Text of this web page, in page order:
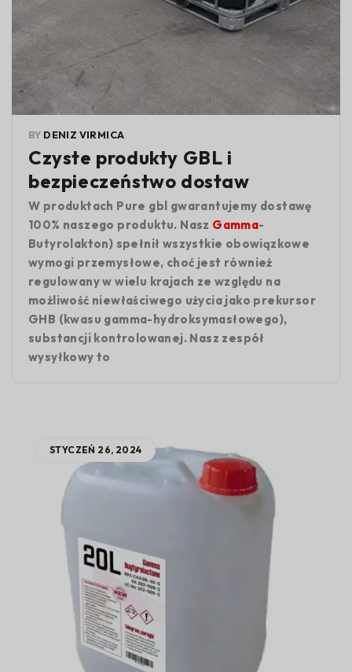
BY DENIZ VIRMICA
Czyste produkty GBL i
bezpieczeństwo dostaw
W produktach Pure gbl gwarantujemy dostawę
100% naszego produktu. Nasz Gamma-
Butyrolakton) spełnił wszystkie obowiązkowe
wymogi przemysłowe, choć jest również
regulowany w wielu krajach ze względu na
możliwość niewłaściwego użycia jako prekursor
GHB (kwasu gamma-hydroksymasłowego),
substancji kontrolowanej. Nasz zespół
wysyłkowy to
STYCZEŃ 26, 2024